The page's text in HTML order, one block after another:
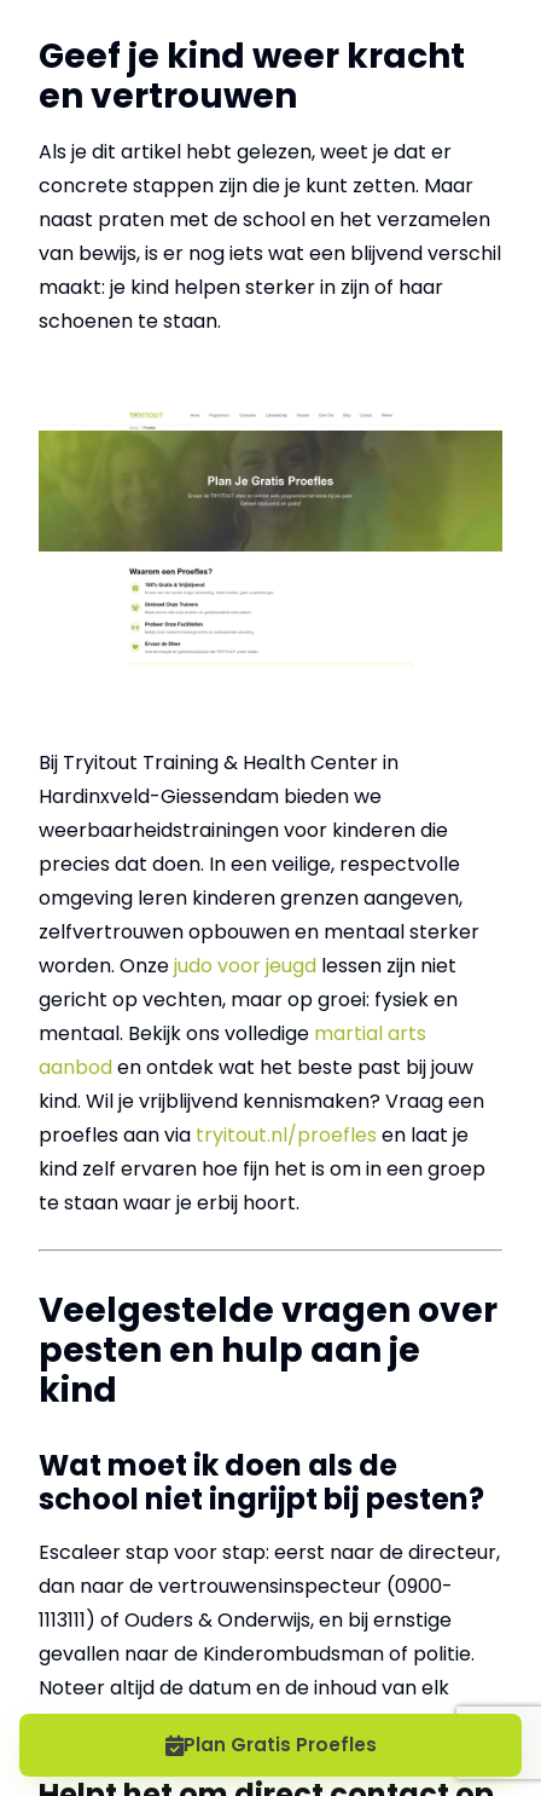
Geef je kind weer kracht
en vertrouwen
Als je dit artikel hebt gelezen, weet je dat er
concrete stappen zijn die je kunt zetten. Maar
naast praten met de school en het verzamelen
van bewijs, is er nog iets wat een blijvend verschil
maakt: je kind helpen sterker in zijn of haar
schoenen te staan.
Bij Tryitout Training & Health Center in
Hardinxveld-Giessendam bieden we
weerbaarheidstrainingen voor kinderen die
precies dat doen. In een veilige, respectvolle
omgeving leren kinderen grenzen aangeven,
zelfvertrouwen opbouwen en mentaal sterker
worden. Onzejudo voor jeugd lessen zijn niet
gericht op vechten, maar op groei: fysiek en
mentaal. Bekijk ons volledige martial arts
aanboden ontdek wat het beste past bij jouw
kind. Wil je vrijblijvend kennismaken? Vraag een
proefles aan via tryitout.nl/proefles en laat je
kind zelf ervaren hoe fijn het is om in een groep
te staan waar je erbij hoort.
Veelgestelde vragen over
pesten en hulp aan je
kind
Wat moet ik doen als de
school niet ingrijpt bij pesten?
Escaleer stap voor stap: eerst naar de directeur,
dan naar de vertrouwensinspecteur (0900-
1113111) of Ouders & Onderwijs, en bij ernstige
gevallen naar de Kinderombudsman of politie.
Noteer altijd de datum en de inhoud van elk
contact voor jouw eigen dossier.
Plan Gratis Proefles